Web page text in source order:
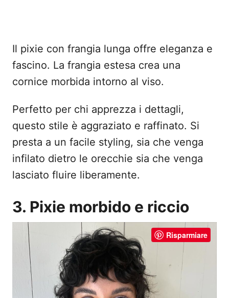
Il pixie con frangia lunga offre eleganza e
fascino. La frangia estesa crea una
cornice morbida intorno al viso.
Perfetto per chi apprezza i dettagli,
questo stile è aggraziato e raffinato. Si
presta a un facile styling, sia che venga
infilato dietro le orecchie sia che venga
lasciato fluire liberamente.
3. Pixie morbido e riccio
Risparmiare